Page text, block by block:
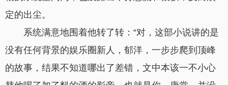
定的出尘。
系统满意地围着他转了转：“对，这部小说讲的是
没有任何背景的娱乐圈新人，郁洋，一步步爬到顶峰
的故事，结果不知道哪出了差错，文中本该一不小心